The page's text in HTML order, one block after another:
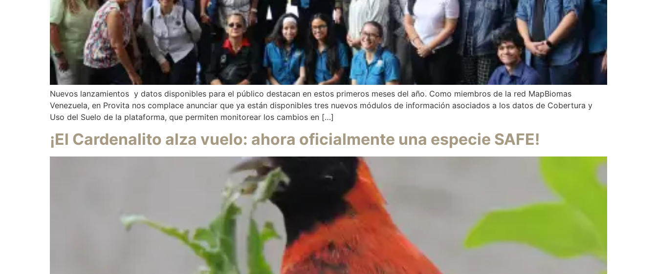
Nuevos lanzamientos y datos disponibles para el público destacan en estos primeros meses del año. Como miembros de la red MapBiomas
Venezuela, en Provita nos complace anunciar que ya están disponibles tres nuevos módulos de información asociados a los datos de Cobertura y
Uso del Suelo de la plataforma, que permiten monitorear los cambios en […]
¡El Cardenalito alza vuelo: ahora oficialmente una especie SAFE!